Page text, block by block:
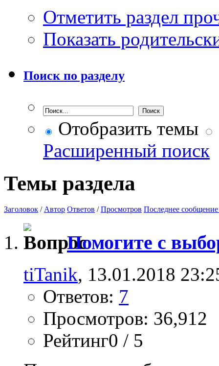
Отметить раздел
Показать
Поиск по разделу
Отобразить темы
Расширенный поиск
Темы раздела
Заголовок / Автор Ответов /Просмотров Последнее сообщение
Помогите с
tiTanik, 13.01.2018
Ответов: 7
Просмотров: 36,912
Рейтинг0 / 5